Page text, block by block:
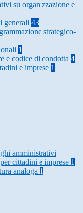
su organizzazione e
generali 43
strategico-
1
e codice di condotta 4
e imprese 1
amministrativi
cittadini e imprese 1
analoga 1